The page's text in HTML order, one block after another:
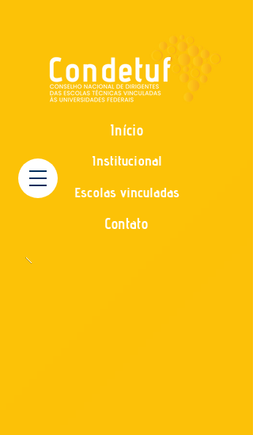
Início
Institucional
Escolas vinculadas
Contato